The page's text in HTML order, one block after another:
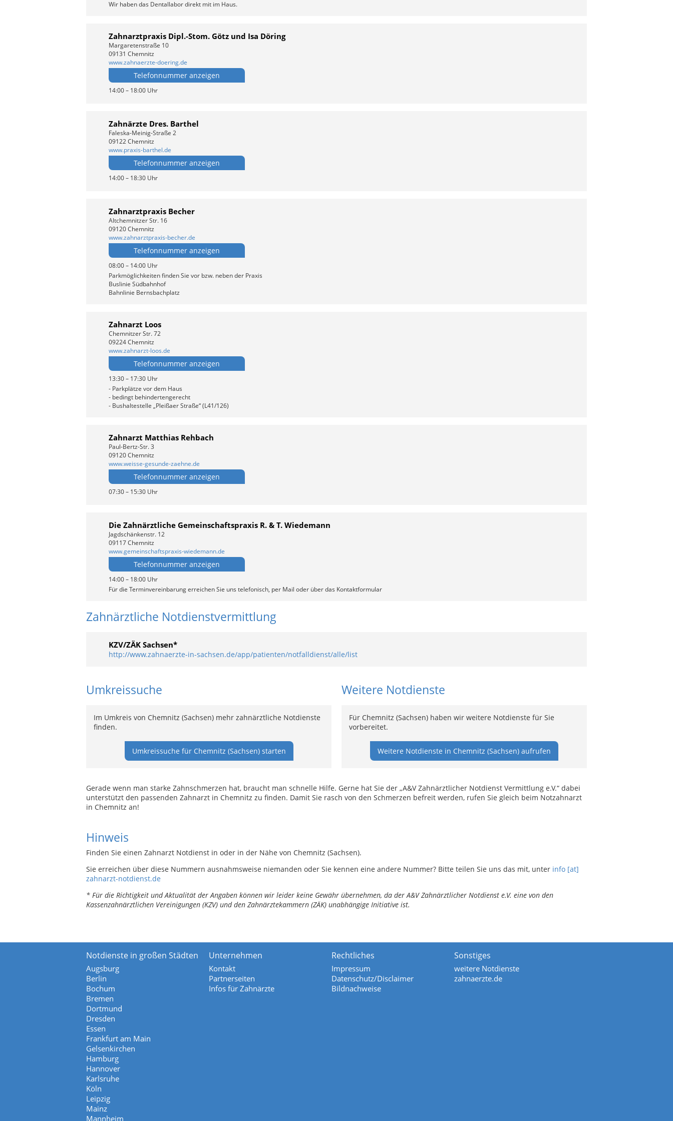
Wir haben das Dentallabor direkt mit im Haus.
Zahnarztpraxis Dipl.-Stom. Götz und Isa Döring
Margaretenstraße 10
09131 Chemnitz
www.zahnaerzte-doering.de
Telefonnummer anzeigen
14:00 – 18:00 Uhr
Zahnärzte Dres. Barthel
Faleska-Meinig-Straße 2
09122 Chemnitz
www.praxis-barthel.de
Telefonnummer anzeigen
14:00 – 18:30 Uhr
Zahnarztpraxis Becher
Altchemnitzer Str. 16
09120 Chemnitz
www.zahnarztpraxis-becher.de
Telefonnummer anzeigen
08:00 – 14:00 Uhr
Parkmöglichkeiten finden Sie vor bzw. neben der Praxis
Buslinie Südbahnhof
Bahnlinie Bernsbachplatz
Zahnarzt Loos
Chemnitzer Str. 72
09224 Chemnitz
www.zahnarzt-loos.de
Telefonnummer anzeigen
13:30 – 17:30 Uhr
- Parkplätze vor dem Haus
- bedingt behindertengerecht
- Bushaltestelle „Pleißaer Straße“ (L41/126)
Zahnarzt Matthias Rehbach
Paul-Bertz-Str. 3
09120 Chemnitz
www.weisse-gesunde-zaehne.de
Telefonnummer anzeigen
07:30 – 15:30 Uhr
Die Zahnärztliche Gemeinschaftspraxis R. & T. Wiedemann
Jagdschänkenstr. 12
09117 Chemnitz
www.gemeinschaftspraxis-wiedemann.de
Telefonnummer anzeigen
14:00 – 18:00 Uhr
Für die Terminvereinbarung erreichen Sie uns telefonisch, per Mail oder über das Kontaktformular
Zahnärztliche Notdienstvermittlung
KZV/ZÄK Sachsen*
http://www.zahnaerzte-in-sachsen.de/app/patienten/notfalldienst/alle/list
Umkreissuche
Im Umkreis von Chemnitz (Sachsen) mehr zahnärztliche Notdienste
finden.
Umkreissuche für Chemnitz (Sachsen) starten
Weitere Notdienste
Für Chemnitz (Sachsen) haben wir weitere Notdienste für Sie
vorbereitet.
Weitere Notdienste in Chemnitz (Sachsen) aufrufen
Gerade wenn man starke Zahnschmerzen hat, braucht man schnelle Hilfe. Gerne hat Sie der „A&V Zahnärztlicher Notdienst Vermittlung e.V.“ dabei
unterstützt den passenden Zahnarzt in Chemnitz zu finden. Damit Sie rasch von den Schmerzen befreit werden, rufen Sie gleich beim Notzahnarzt
in Chemnitz an!
Hinweis
Finden Sie einen Zahnarzt Notdienst in oder in der Nähe von Chemnitz (Sachsen).
Sie erreichen über diese Nummern ausnahmsweise niemanden oder Sie kennen eine andere Nummer? Bitte teilen Sie uns das mit, unter info [at]
zahnarzt-notdienst.de
* Für die Richtigkeit und Aktualität der Angaben können wir leider keine Gewähr übernehmen, da der A&V Zahnärztlicher Notdienst e.V. eine von den
Kassenzahnärztlichen Vereinigungen (KZV) und den Zahnärztekammern (ZÄK) unabhängige Initiative ist.
Notdienste in großen Städten
Augsburg
Berlin
Bochum
Bremen
Dortmund
Dresden
Essen
Frankfurt am Main
Gelsenkirchen
Hamburg
Hannover
Karlsruhe
Köln
Leipzig
Mainz
Mannheim
Unternehmen
Kontakt
Partnerseiten
Infos für Zahnärzte
Rechtliches
Impressum
Datenschutz/Disclaimer
Bildnachweise
Sonstiges
weitere Notdienste
zahnaerzte.de